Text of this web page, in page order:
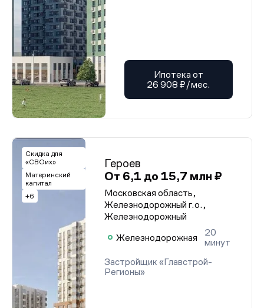
Ипотека от
26 908 ₽/мес.
Скидка для
«СВОих»
Материнский
капитал
+6
Героев
От 6,1 до 15,7 млн ₽
Московская область,
Железнодорожный г.о.,
Железнодорожный
Железнодорожная
20
минут
Застройщик «Главстрой-
Регионы»